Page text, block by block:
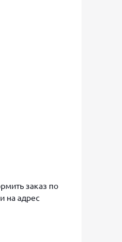
заказ по
на адрес